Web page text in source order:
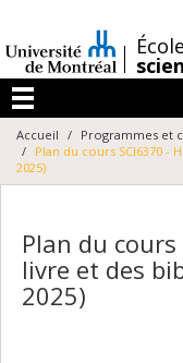
contenu
/
Menu
Accueil Programmes et
Plan du cours SCI6370
2025)
Plan du
livre et des
2025)